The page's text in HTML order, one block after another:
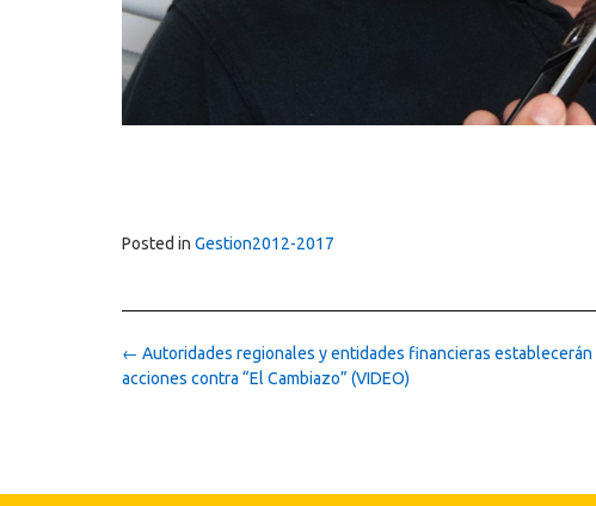
Posted in Gestion2012-2017
Post
navigation
← Autoridades regionales y entidades financieras establecerán
acciones contra “El Cambiazo” (VIDEO)